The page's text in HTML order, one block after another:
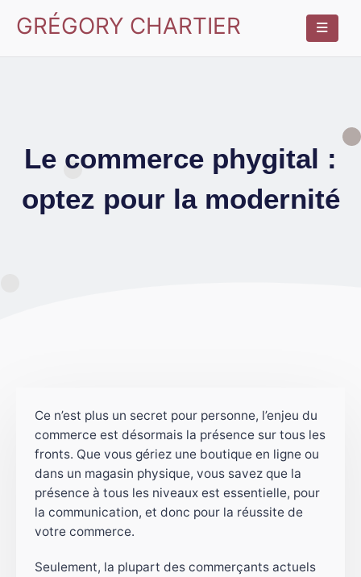
GRÉGORY CHARTIER
Le commerce phygital :
optez pour la modernité
Ce n’est plus un secret pour personne, l’enjeu du
commerce est désormais la présence sur tous les
fronts. Que vous gériez une boutique en ligne ou
dans un magasin physique, vous savez que la
présence à tous les niveaux est essentielle, pour
la communication, et donc pour la réussite de
votre commerce.
Seulement, la plupart des commerçants actuels